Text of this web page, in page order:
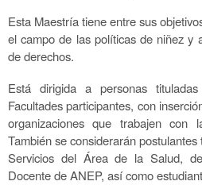
Esta Maestría tiene entre sus
el campo de las políticas de niñez y
de derechos.
Está dirigida a personas
Facultades participantes, con
organizaciones que trabajen con
También se considerarán
Servicios del Área de la Salud,
Docente de ANEP, así como